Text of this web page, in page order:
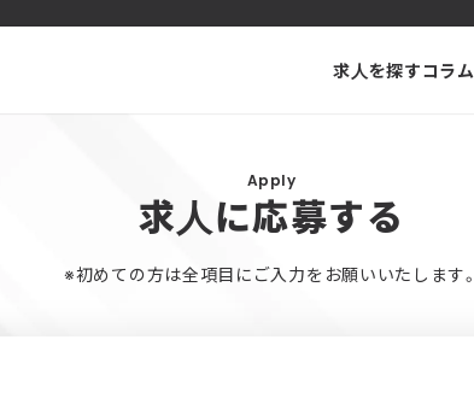
求人を探すコラム
Apply
求人に応募する
※初めての方は全項目にご入力をお願いいたします。